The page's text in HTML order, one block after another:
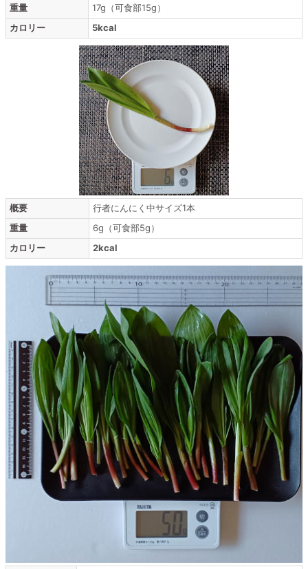
重量
17g（可食部15g）
カロリー
5kcal
概要
行者にんにく中サイズ1本
重量
6g（可食部5g）
カロリー
2kcal